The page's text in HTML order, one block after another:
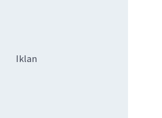
Iklan